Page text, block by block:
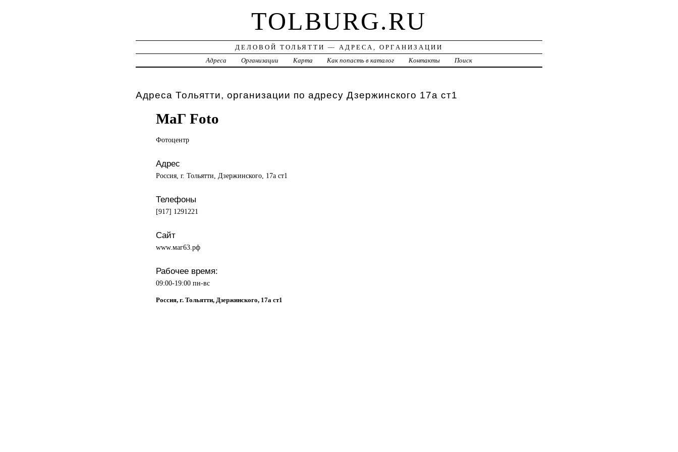
TOLBURG.RU
ДЕЛОВОЙ ТОЛЬЯТТИ — АДРЕСА, ОРГАНИЗАЦИИ
Адреса
Организации Карта Как попасть в каталог Контакты Поиск
Адреса Тольятти, организации по адресу Дзержинского 17а ст1
МаГ Foto
Фотоцентр
Адрес
Россия, г. Тольятти, Дзержинского, 17а ст1
Телефоны
[917] 1291221
Сайт
www.маг63.рф
Рабочее время:
09:00-19:00 пн-вс
Россия, г. Тольятти, Дзержинского, 17а ст1